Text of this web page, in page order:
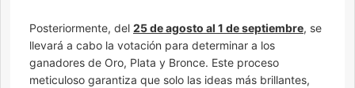
Posteriormente, del 25 de agosto al 1 de septiembre, se
llevará a cabo la votación para determinar a los
ganadores de Oro, Plata y Bronce. Este proceso
meticuloso garantiza que solo las ideas más brillantes,